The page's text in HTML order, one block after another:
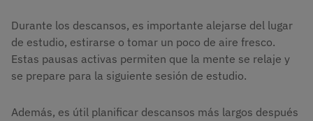
Durante los descansos, es importante alejarse del lugar
de estudio, estirarse o tomar un poco de aire fresco.
Estas pausas activas permiten que la mente se relaje y
se prepare para la siguiente sesión de estudio.
Además, es útil planificar descansos más largos después